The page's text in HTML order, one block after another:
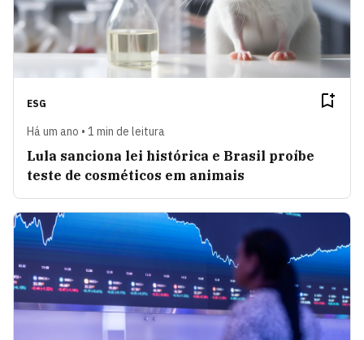
ESG
Há um ano • 1 min de leitura
Lula sanciona lei histórica e Brasil proíbe
teste de cosméticos em animais